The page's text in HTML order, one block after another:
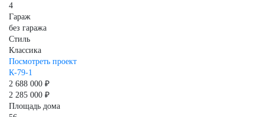
4
Гараж
без гаража
Стиль
Классика
Посмотреть проект
К-79-1
2 688 000 ₽
2 285 000 ₽
Площадь дома